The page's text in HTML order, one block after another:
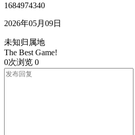
1684974340
2026年05月09日
未知归属地
The Best Game!
0次浏览 0